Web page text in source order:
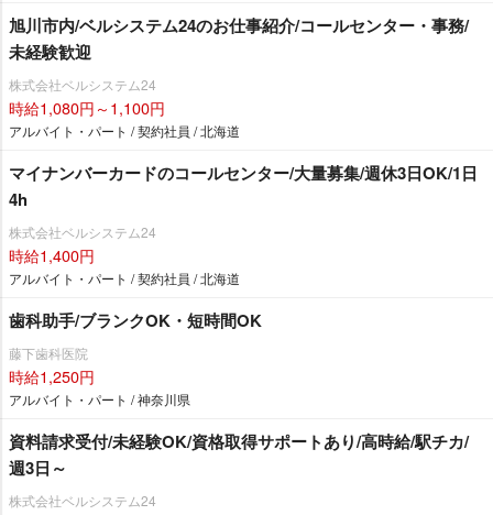
旭川市内/ベルシステム24のお仕事紹介/コールセンター・事務/
未経験歓迎
株式会社ベルシステム24
時給1,080円～1,100円
アルバイト・パート / 契約社員 / 北海道
マイナンバーカードのコールセンター/大量募集/週休3日OK/1日
4h
株式会社ベルシステム24
時給1,400円
アルバイト・パート / 契約社員 / 北海道
歯科助手/ブランクOK・短時間OK
藤下歯科医院
時給1,250円
アルバイト・パート / 神奈川県
資料請求受付/未経験OK/資格取得サポートあり/高時給/駅チカ/
週3日～
株式会社ベルシステム24